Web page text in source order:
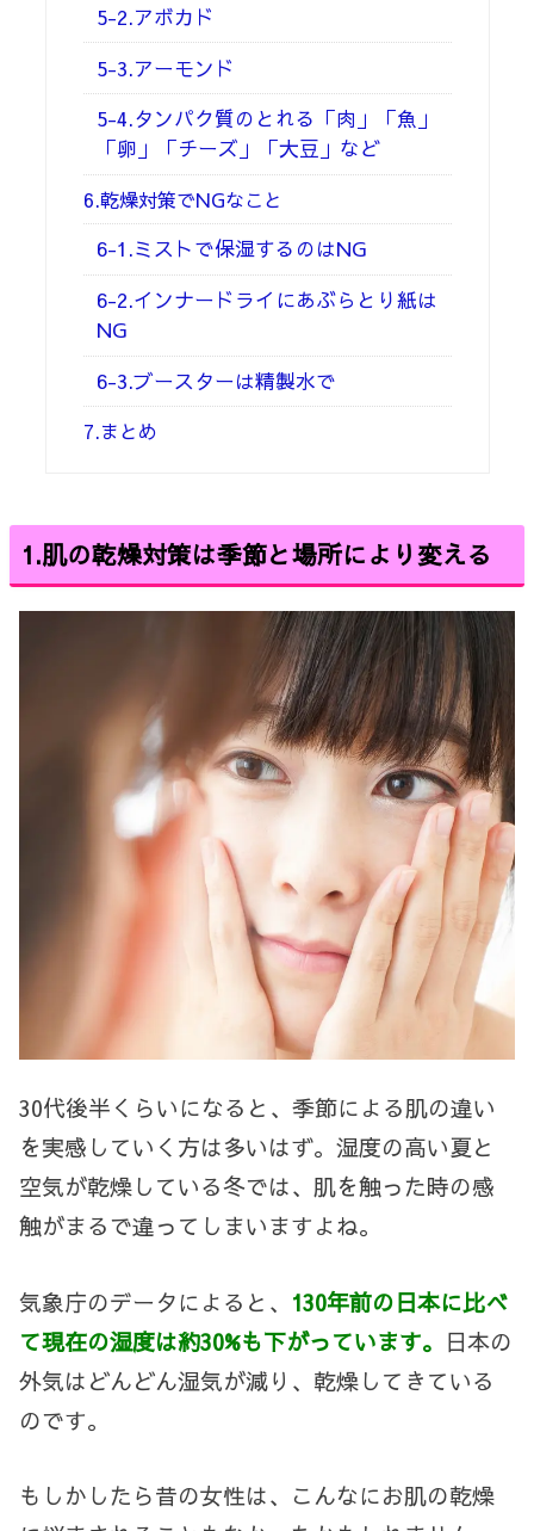
5-2.アボカド
5-3.アーモンド
5-4.タンパク質のとれる「肉」「魚」
「卵」「チーズ」「大豆」など
6.乾燥対策でNGなこと
6-1.ミストで保湿するのはNG
6-2.インナードライにあぶらとり紙は
NG
6-3.ブースターは精製水で
7.まとめ
1.肌の乾燥対策は季節と場所により変える
30代後半くらいになると、季節による肌の違い
を実感していく方は多いはず。湿度の高い夏と
空気が乾燥している冬では、肌を触った時の感
触がまるで違ってしまいますよね。
気象庁のデータによると、 130年前の日本に比べ
て現在の湿度は約30%も下がっています。 日本の
外気はどんどん湿気が減り、乾燥してきている
のです。
もしかしたら昔の女性は、こんなにお肌の乾燥